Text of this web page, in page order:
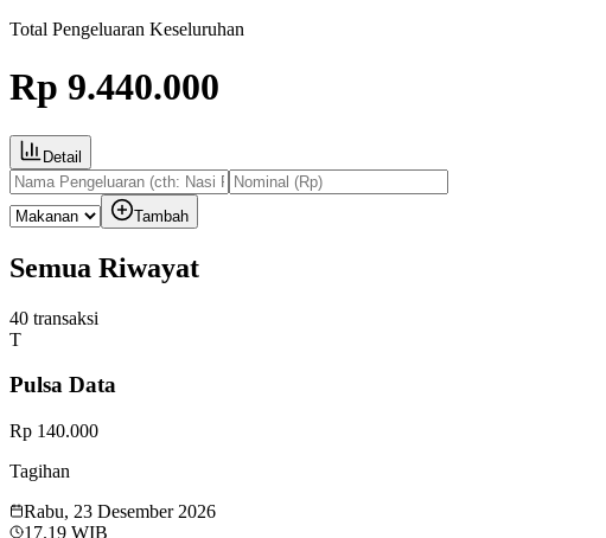
Total Pengeluaran Keseluruhan
Rp 9.440.000
Detail
Tambah
Semua Riwayat
40 transaksi
T
Pulsa Data
Rp 140.000
Tagihan
Rabu, 23 Desember 2026
17.19 WIB